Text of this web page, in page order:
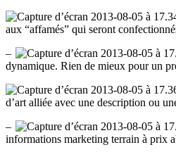
aux “affamés” qui seront
–
dynamique. Rien de mieux pour un
d’art alliée avec une description ou
–
informations marketing terrain à prix